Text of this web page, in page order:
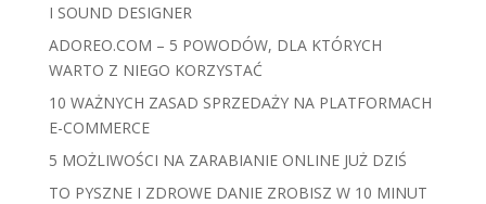
I SOUND DESIGNER
ADOREO.COM – 5 POWODÓW, DLA KTÓRYCH
WARTO Z NIEGO KORZYSTAĆ
10 WAŻNYCH ZASAD SPRZEDAŻY NA PLATFORMACH
E-COMMERCE
5 MOŻLIWOŚCI NA ZARABIANIE ONLINE JUŻ DZIŚ
TO PYSZNE I ZDROWE DANIE ZROBISZ W 10 MINUT